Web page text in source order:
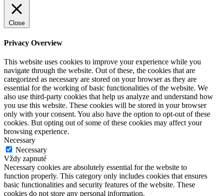
Close
Privacy Overview
This website uses cookies to improve your experience while you
navigate through the website. Out of these, the cookies that are
categorized as necessary are stored on your browser as they are
essential for the working of basic functionalities of the website. We
also use third-party cookies that help us analyze and understand how
you use this website. These cookies will be stored in your browser
only with your consent. You also have the option to opt-out of these
cookies. But opting out of some of these cookies may affect your
browsing experience.
Necessary
Necessary
Vždy zapnuté
Necessary cookies are absolutely essential for the website to
function properly. This category only includes cookies that ensures
basic functionalities and security features of the website. These
cookies do not store any personal information.